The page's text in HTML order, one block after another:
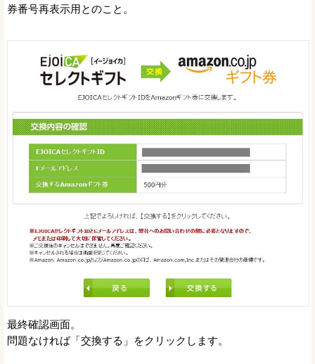
券番号再表示用とのこと。
最終確認画面。
問題なければ「交換する」をクリックします。